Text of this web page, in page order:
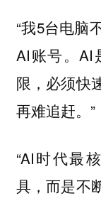
“我5台电脑
AI账号。AI
限，必须快
再难追赶。”
“AI时代最
具，而是不